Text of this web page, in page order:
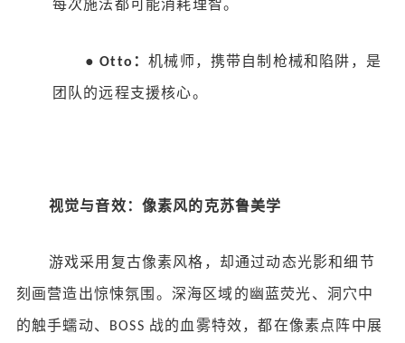
每次施法都可能消耗理智。
● Otto ：机械师，携带自制枪械和陷阱，是
团队的远程支援核心。
视觉与音效：像素风的克苏鲁美学
游戏采用复古像素风格，却通过动态光影和细节
刻画营造出惊悚氛围。深海区域的幽蓝荧光、洞穴中
的触手蠕动、 BOSS 战的血雾特效，都在像素点阵中展